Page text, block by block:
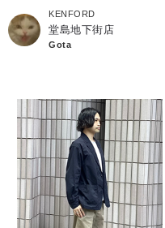
KENFORD
堂島地下街店
Gota